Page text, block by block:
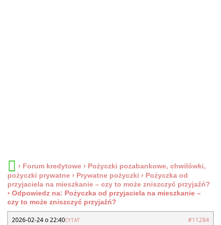
› Forum kredytowe › Pożyczki pozabankowe, chwilówki,
pożyczki prywatne › Prywatne pożyczki › Pożyczka od
przyjaciela na mieszkanie – czy to może zniszczyć przyjaźń?
› Odpowiedz na: Pożyczka od przyjaciela na mieszkanie –
czy to może zniszczyć przyjaźń?
2026-02-24 o 22:40 #11284
CYTAT